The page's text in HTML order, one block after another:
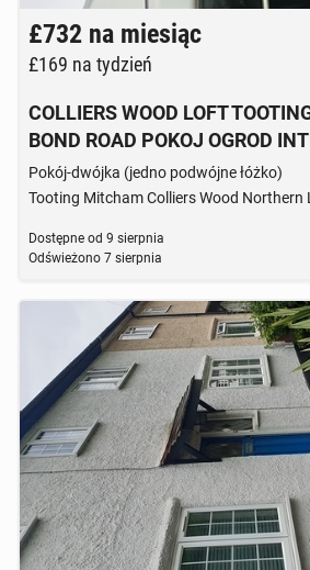
£732 na miesiąc
£169 na tydzień
COLLIERS WOOD LOFT
BOND ROAD POKOJ OGROD
Pokój-dwójka (jedno podwójne łóżko)
Tooting Mitcham Colliers Wood Northern
Dostępne od 9 sierpnia
Odświeżono 7 sierpnia